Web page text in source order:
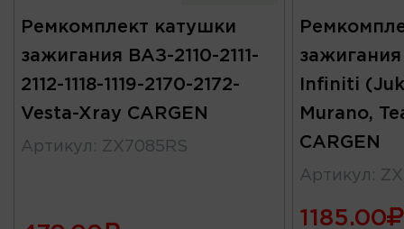
Ремкомплект катушки
зажигания ВАЗ-2110-2111-
2112-1118-1119-2170-2172-
Vesta-Xray CARGEN
Артикул : ZX7085RS
Infiniti
Murano,
CARGEN
Артикул :
1185.00